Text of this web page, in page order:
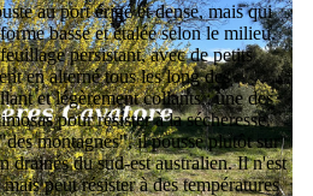
au port érigé et dense, mais qui
basse et étalée selon le milieu.
persistant, avec de petits
en alterné tous les long des
et légèrement collants ; une des
pour résister à la sécheresse.
montagnes", il pousse plutôt sur
drainés du sud-est australien. Il n'est
peut résister à des températures